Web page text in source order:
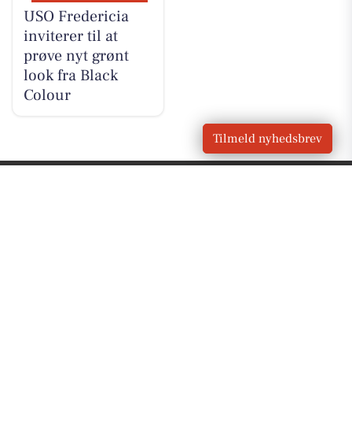
USO Fredericia
inviterer til at
prøve nyt grønt
look fra Black
Colour
Tilmeld nyhedsbrev